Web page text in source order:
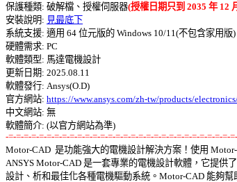
保護種類: 破解檔、授權伺服器(授權日期只到 2035 年 12
安裝說明: 見最底下
系統支援: 適用 64 位元版的 Windows 10/11(不包含家用版)
硬體需求: PC
軟體類型: 馬達電機設計
更新日期: 2025.08.11
軟體發行: Ansys(O.D)
官方網站: https://www.ansys.com/zh-tw/products/
中文網站: 無
-=-=-=-=-=-=-=-=-=-=-=-=-=-=-=-=-=-=-=-=-=-=-=-=-=-=-=-=-=-
Motor-CAD  是功能強大的電機設計解決方案！使用
ANSYS Motor-CAD 是一套專業的電機設計軟體，它提供
設計、析和最佳化各種電機驅動系統。Motor-CAD 能夠